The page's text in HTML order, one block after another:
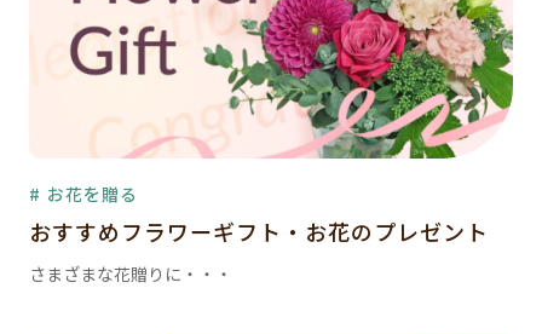
# お花を贈る
おすすめフラワーギフト・お花のプレゼント
さまざまな花贈りに・・・